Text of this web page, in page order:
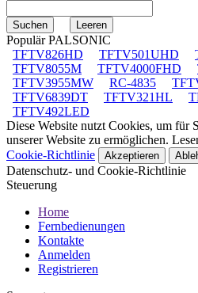
Populär PALSONIC
TFTV826HD
TFTV501UHD
TFTV8055M
TFTV4000FHD
TFTV3955MW
RC-4835
TFTV6839DT
TFTV321HL
TFTV492LED
Diese Website nutzt Cookies, um für
unserer Website zu ermöglichen.
Cookie-Richtlinie
Akzeptieren
Datenschutz- und Cookie-Richtlinie
Steuerung
Home
Fernbedienungen
Kontakte
Anmelden
Registrieren